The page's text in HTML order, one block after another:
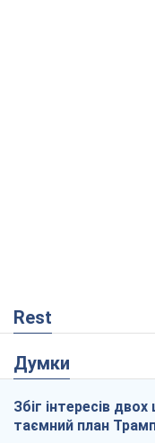
Rest
Думки
Збіг інтересів двох
таємний план